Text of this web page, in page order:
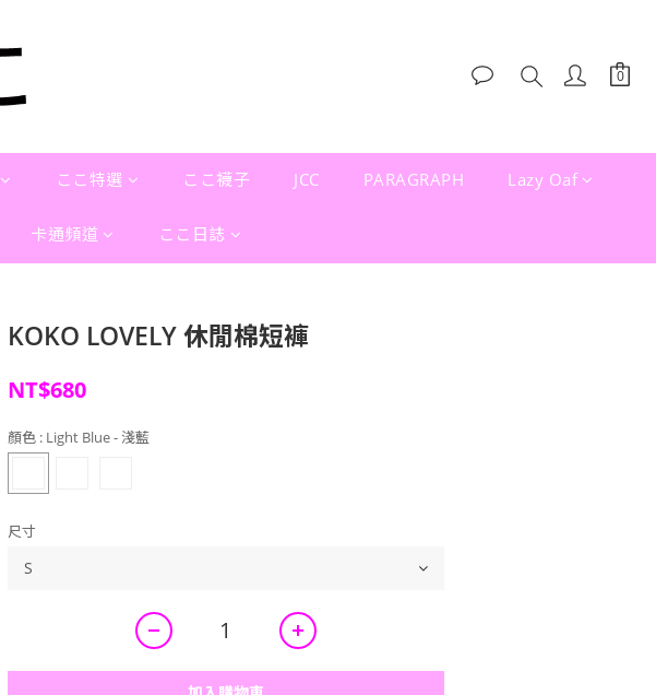
ここ特選 ここ襪子 JCC PARAGRAPH Lazy Oaf
卡通頻道 ここ日誌
KOKO LOVELY 休閒棉短褲
NT$680
顏色 : Light Blue - 淺藍
尺寸